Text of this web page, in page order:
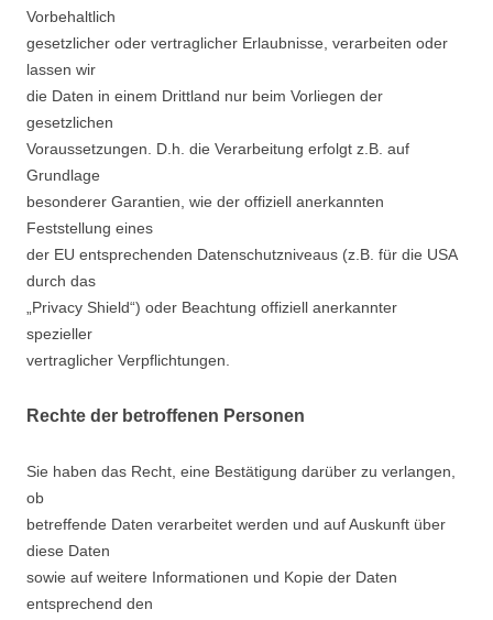
Vorbehaltlich
gesetzlicher oder vertraglicher Erlaubnisse, verarbeiten oder
lassen wir
die Daten in einem Drittland nur beim Vorliegen der
gesetzlichen
Voraussetzungen. D.h. die Verarbeitung erfolgt z.B. auf
Grundlage
besonderer Garantien, wie der offiziell anerkannten
Feststellung eines
der EU entsprechenden Datenschutzniveaus (z.B. für die USA
durch das
„Privacy Shield“) oder Beachtung offiziell anerkannter
spezieller
vertraglicher Verpflichtungen.
Rechte der betroffenen Personen
Sie haben das Recht, eine Bestätigung darüber zu verlangen,
ob
betreffende Daten verarbeitet werden und auf Auskunft über
diese Daten
sowie auf weitere Informationen und Kopie der Daten
entsprechend den